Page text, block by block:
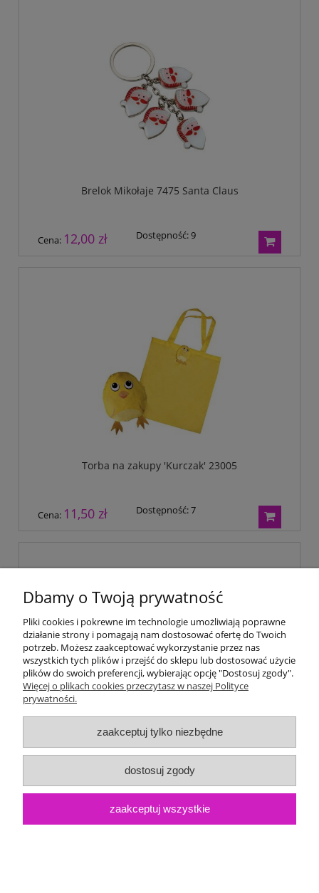
Brelok Mikołaje 7475 Santa Claus
Cena: 12,00 zł Dostępność:9
Torba na zakupy 'Kurczak' 23005
Cena: 11,50 zł Dostępność:7
Torba na zakupy "Truskawka" 23018
Cena:11,50 zł Dostępność:1
Dbamy o Twoją prywatność
Pliki cookies i pokrewne im technologie umożliwiają poprawne
działanie strony i pomagają nam dostosować ofertę do Twoich
potrzeb. Możesz zaakceptować wykorzystanie przez nas
wszystkich tych plików i przejść do sklepu lub dostosować użycie
plików do swoich preferencji, wybierając opcję "Dostosuj zgody".
Więcej o plikach cookies przeczytasz w naszej Polityce
prywatności.
zaakceptuj tylko niezbędne
dostosuj zgody
zaakceptuj wszystkie